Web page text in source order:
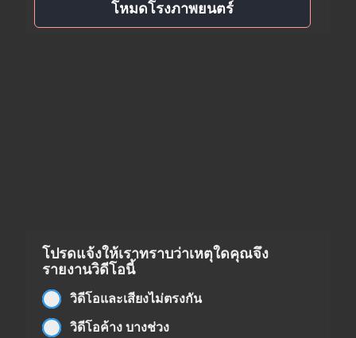
โหมดโรงภาพยนตร์
โปรดแจ้งให้เราทราบว่าเหตุใดคุณจึง
รายงานวิดีโอนี้
วิดีโอและเสียงไม่ตรงกัน
วิดีโอค้าง บางช่วง